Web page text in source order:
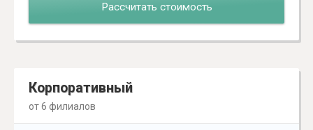
Рассчитать стоимость
Корпоративный
от 6 филиалов